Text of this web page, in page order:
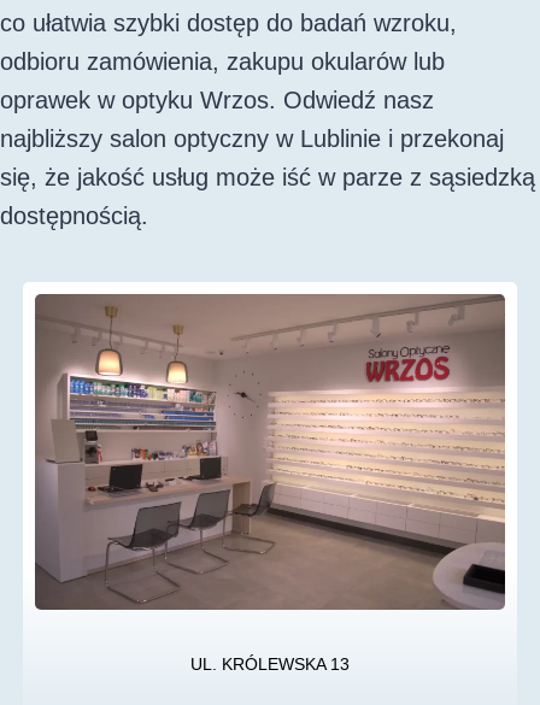
co ułatwia szybki dostęp do badań wzroku,
odbioru zamówienia, zakupu okularów lub
oprawek w optyku Wrzos. Odwiedź nasz
najbliższy salon optyczny w Lublinie i przekonaj
się, że jakość usług może iść w parze z sąsiedzką
dostępnością.
UL. KRÓLEWSKA 13